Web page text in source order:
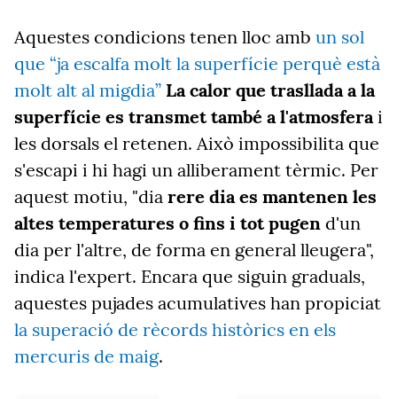
Aquestes condicions tenen lloc amb un sol
que “ja escalfa molt la superfície perquè està
molt alt al migdia” La calor que trasllada a la
superfície es transmet també a l'atmosferai
les dorsals el retenen. Això impossibilita que
s'escapi i hi hagi un alliberament tèrmic. Per
aquest motiu, "dia rere dia es mantenen les
altes temperatures o fins i tot pugen d'un
dia per l'altre, de forma en general lleugera",
indica l'expert. Encara que siguin graduals,
aquestes pujades acumulatives han propiciat
la superació de rècords històrics en els
mercuris de maig.